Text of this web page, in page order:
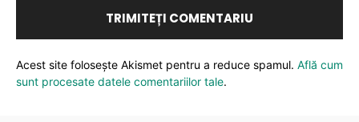
Acest site folosește Akismet pentru a reduce spamul. Află cum
sunt procesate datele comentariilor tale.